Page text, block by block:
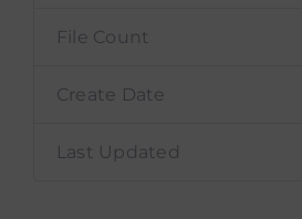
File Count
Create Date
Last Updated